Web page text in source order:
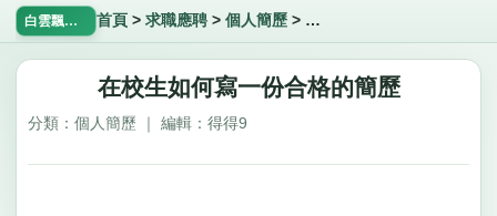
白雲飄飄網 首頁 > 求職應聘> 個人簡歷> 在校生如何寫一份合格的簡
在校生如何寫一份合格的簡歷
分類：個人簡歷 ｜ 編輯：得得9